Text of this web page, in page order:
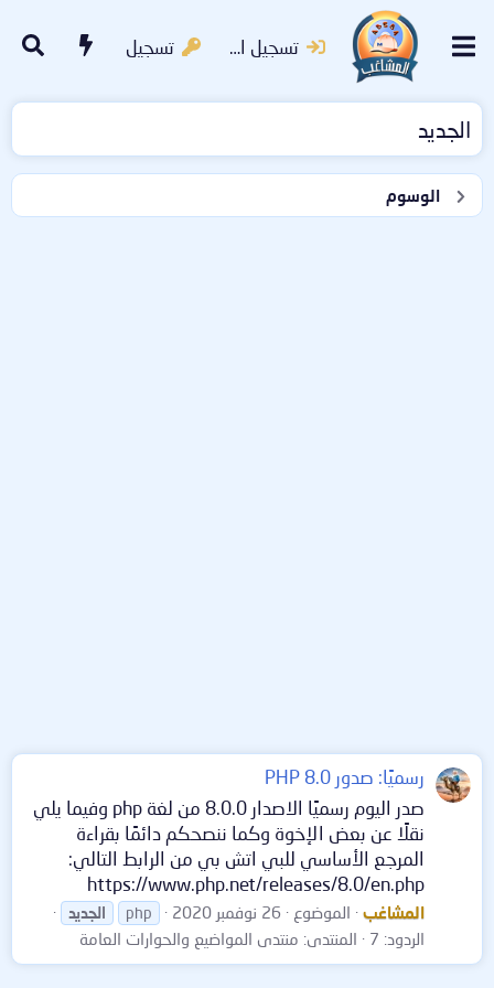
تسجيل الدخول تسجيل
الجديد
الوسوم
رسميًا: صدور PHP 8.0
صدر اليوم رسميًا الاصدار 8.0.0 من لغة php وفيما يلي
نقلًا عن بعض الإخوة وكما ننصحكم دائمًا بقراءة
المرجع الأساسي للبي اتش بي من الرابط التالي:
https://www.php.net/releases/8.0/en.php
المشاغب الموضوع 26 نوفمبر 2020 php الجديد
الردود: 7 المنتدى: منتدى المواضيع والحوارات العامة